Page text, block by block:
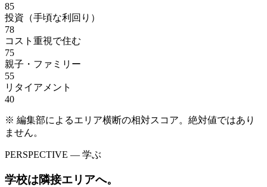
85
投資（手頃な利回り）
78
コスト重視で住む
75
親子・ファミリー
55
リタイアメント
40
※ 編集部によるエリア横断の相対スコア。絶対値ではあり
ません。
PERSPECTIVE — 学ぶ
学校は隣接エリアへ。